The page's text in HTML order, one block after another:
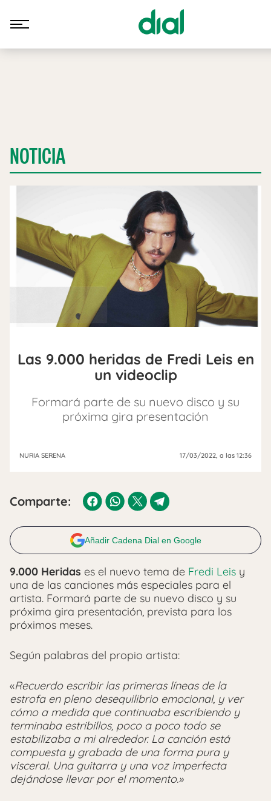
NOTICIA
Las 9.000 heridas de Fredi Leis en
un videoclip
Formará parte de su nuevo disco y su
próxima gira presentación
NURIA SERENA 17/03/2022, a las 12:36
Comparte:
Añadir Cadena Dial en Google
9.000 Heridas es el nuevo tema de Fredi Leis y
una de las canciones más especiales para el
artista. Formará parte de su nuevo disco y su
próxima gira presentación, prevista para los
próximos meses.
Según palabras del propio artista:
«Recuerdo escribir las primeras líneas de la
estrofa en pleno desequilibrio emocional, y ver
cómo a medida que continuaba escribiendo y
terminaba estribillos, poco a poco todo se
estabilizaba a mi alrededor. La canción está
compuesta y grabada de una forma pura y
visceral. Una guitarra y una voz imperfecta
dejándose llevar por el momento.»